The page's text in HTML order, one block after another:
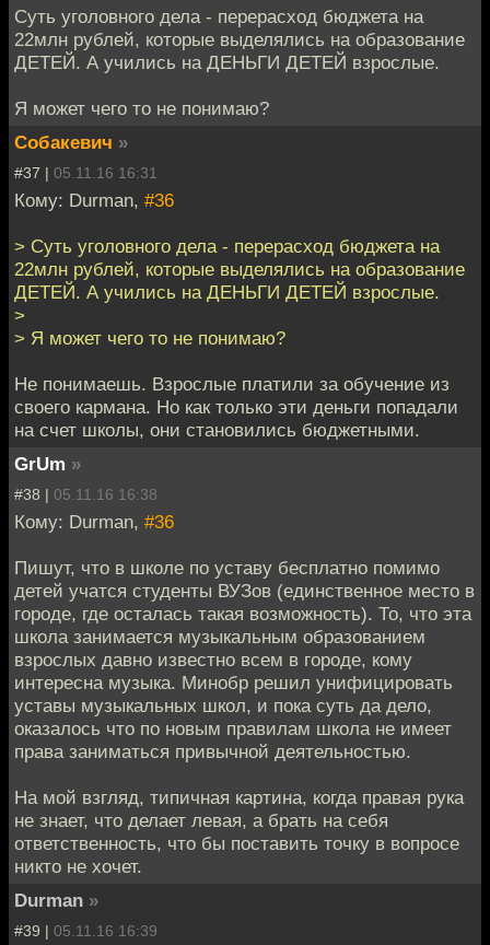
Суть уголовного дела - перерасход бюджета на
22млн рублей, которые выделялись на образование
ДЕТЕЙ. А учились на ДЕНЬГИ ДЕТЕЙ взрослые.
Я может чего то не понимаю?
Собакевич »
#37 | 05.11.16 16:31
Кому: Durman, #36
> Суть уголовного дела - перерасход бюджета на
22млн рублей, которые выделялись на образование
ДЕТЕЙ. А учились на ДЕНЬГИ ДЕТЕЙ взрослые.
>
> Я может чего то не понимаю?
Не понимаешь. Взрослые платили за обучение из
своего кармана. Но как только эти деньги попадали
на счет школы, они становились бюджетными.
GrUm »
#38 | 05.11.16 16:38
Кому: Durman, #36
Пишут, что в школе по уставу бесплатно помимо
детей учатся студенты ВУЗов (единственное место в
городе, где осталась такая возможность). То, что эта
школа занимается музыкальным образованием
взрослых давно известно всем в городе, кому
интересна музыка. Минобр решил унифицировать
уставы музыкальных школ, и пока суть да дело,
оказалось что по новым правилам школа не имеет
права заниматься привычной деятельностью.
На мой взгляд, типичная картина, когда правая рука
не знает, что делает левая, а брать на себя
ответственность, что бы поставить точку в вопросе
никто не хочет.
Durman »
#39 | 05.11.16 16:39